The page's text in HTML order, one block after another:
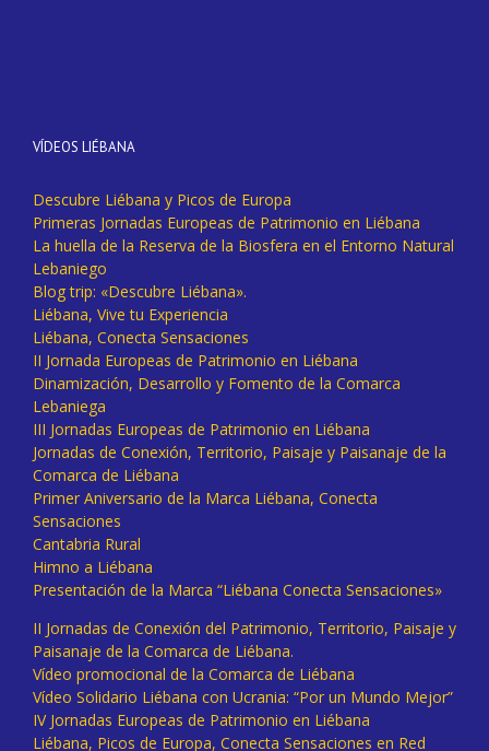
VÍDEOS LIÉBANA
Descubre Liébana y Picos de Europa
Primeras Jornadas Europeas de Patrimonio en Liébana
La huella de la Reserva de la Biosfera en el Entorno Natural
Lebaniego
Blog trip: «Descubre Liébana».
Liébana, Vive tu Experiencia
Liébana, Conecta Sensaciones
II Jornada Europeas de Patrimonio en Liébana
Dinamización, Desarrollo y Fomento de la Comarca
Lebaniega
III Jornadas Europeas de Patrimonio en Liébana
Jornadas de Conexión, Territorio, Paisaje y Paisanaje de la
Comarca de Liébana
Primer Aniversario de la Marca Liébana, Conecta
Sensaciones
Cantabria Rural
Himno a Liébana
Presentación de la Marca “Liébana Conecta Sensaciones»
II Jornadas de Conexión del Patrimonio, Territorio, Paisaje y
Paisanaje de la Comarca de Liébana.
Vídeo promocional de la Comarca de Liébana
Vídeo Solidario Liébana con Ucrania: “Por un Mundo Mejor”
IV Jornadas Europeas de Patrimonio en Liébana
Liébana, Picos de Europa, Conecta Sensaciones en Red